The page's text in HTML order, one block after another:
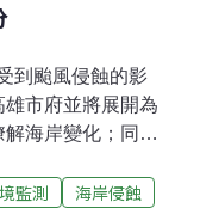
到颱風侵蝕的影
市府並將展開為
海岸變化；同時
振聲說，雖然情況
監測
海岸侵蝕